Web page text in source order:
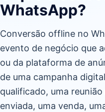
WhatsApp?
Conversão offline no
evento de negócio que
ou da plataforma de
de uma campanha
qualificado, uma
enviada, uma venda,